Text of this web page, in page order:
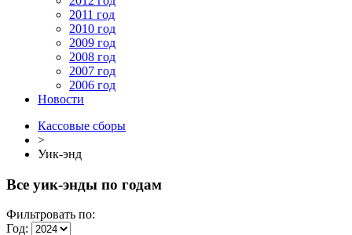
2011 год
2010 год
2009 год
2008 год
2007 год
2006 год
Новости
Кассовые сборы
>
Уик-энд
Все уик-энды по годам
Фильтровать по:
Год: